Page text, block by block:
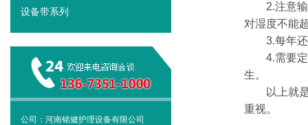
设备带系列
公司：河南铭健护理设备有限公司
2.注意输
对湿度不能
3.每年还要
4.需要定期
生。
以上就是
重视。